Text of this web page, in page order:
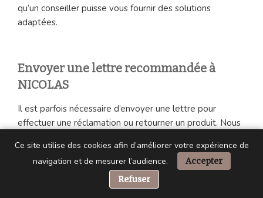
qu’un conseiller puisse vous fournir des solutions
adaptées.
Envoyer une lettre recommandée à
NICOLAS
Il est parfois nécessaire d’envoyer une lettre pour
effectuer une réclamation ou retourner un produit. Nous
avec accusé de réception.
Voici son adresse postale :
Ce site utilise des cookies afin d’améliorer votre expérience de
navigation et de mesurer l’audience.
Accepter
Refuser